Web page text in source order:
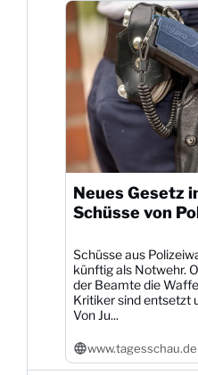
Neues Gesetz
Schüsse von
Schüsse aus
künftig als Notwehr.
der Beamte die
Kritiker sind entsetzt
Von Ju...
www.tagesschau.de